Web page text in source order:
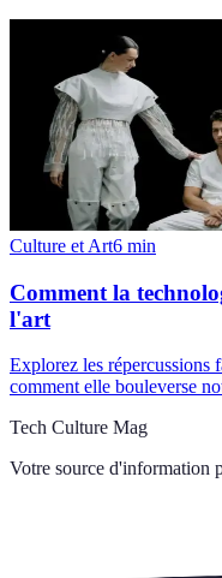
Culture et Art6 min
Comment la
l'art
Explorez les répercussions
comment elle bouleverse
Tech Culture Mag
Votre source d'information